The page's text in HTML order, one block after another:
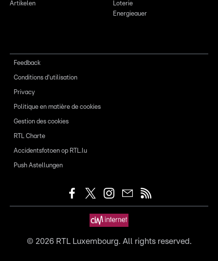
Artikelen
Loterie
Energieauer
Feedback
Conditions d'utilisation
Privacy
Politique en matière de cookies
Gestion des cookies
RTL Charte
Accidentsfotoen op RTL.lu
Push Astellungen
© 2026RTL Luxembourg. All rights reserved.